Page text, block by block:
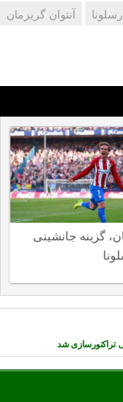
آنتوان گریزمان
گزینه جانشینی
شد